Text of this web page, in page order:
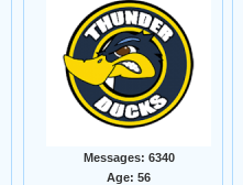
Messages: 6340
Age: 56